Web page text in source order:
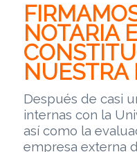
NOTARIA
NUESTRA
Después de casi
internas con la
así como la
empresa externa